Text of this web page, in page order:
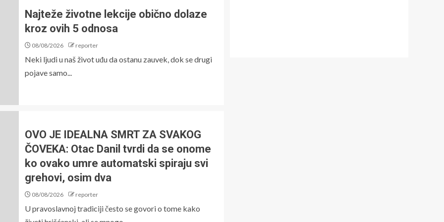
Najteže životne lekcije obično dolaze
kroz ovih 5 odnosa
08/08/2026 reporter
Neki ljudi u naš život uđu da ostanu zauvek, dok se drugi
pojave samo...
OVO JE IDEALNA SMRT ZA SVAKOG
ČOVEKA: Otac Danil tvrdi da se onome
ko ovako umre automatski spiraju svi
grehovi, osim dva
08/08/2026 reporter
U pravoslavnoj tradiciji često se govori o tome kako